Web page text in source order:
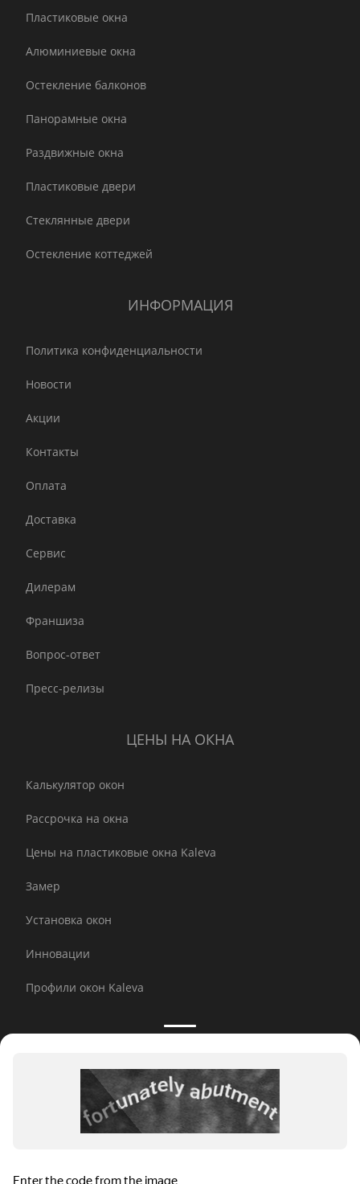
Пластиковые окна
Алюминиевые окна
Остекление балконов
Панорамные окна
Раздвижные окна
Пластиковые двери
Стеклянные двери
Остекление коттеджей
ИНФОРМАЦИЯ
Политика конфиденциальности
Новости
Акции
Контакты
Оплата
Доставка
Сервис
Дилерам
Франшиза
Вопрос-ответ
Пресс-релизы
ЦЕНЫ НА ОКНА
Калькулятор окон
Рассрочка на окна
Цены на пластиковые окна Kaleva
Замер
Установка окон
Инновации
Профили окон Kaleva
Принимаем к оплате:
E-mail рассылка